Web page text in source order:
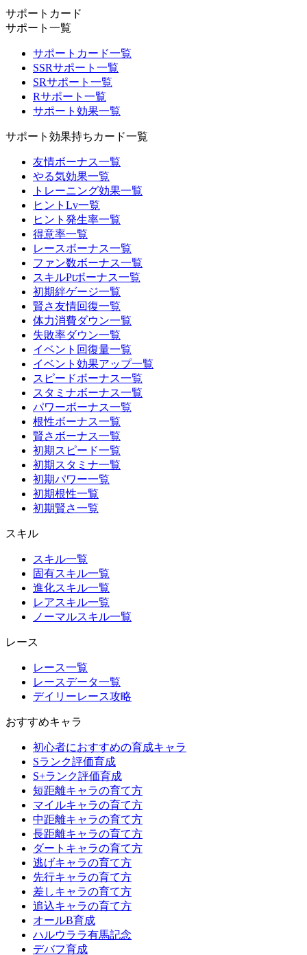
サポートカード
サポート一覧
サポートカード一覧
SSRサポート一覧
SRサポート一覧
Rサポート一覧
サポート効果一覧
サポート効果持ちカード一覧
友情ボーナス一覧
やる気効果一覧
トレーニング効果一覧
ヒントLv一覧
ヒント発生率一覧
得意率一覧
レースボーナス一覧
ファン数ボーナス一覧
スキルPtボーナス一覧
初期絆ゲージ一覧
賢さ友情回復一覧
体力消費ダウン一覧
失敗率ダウン一覧
イベント回復量一覧
イベント効果アップ一覧
スピードボーナス一覧
スタミナボーナス一覧
パワーボーナス一覧
根性ボーナス一覧
賢さボーナス一覧
初期スピード一覧
初期スタミナ一覧
初期パワー一覧
初期根性一覧
初期賢さ一覧
スキル
スキル一覧
固有スキル一覧
進化スキル一覧
レアスキル一覧
ノーマルスキル一覧
レース
レース一覧
レースデータ一覧
デイリーレース攻略
おすすめキャラ
初心者におすすめの育成キャラ
Sランク評価育成
S+ランク評価育成
短距離キャラの育て方
マイルキャラの育て方
中距離キャラの育て方
長距離キャラの育て方
ダートキャラの育て方
逃げキャラの育て方
先行キャラの育て方
差しキャラの育て方
追込キャラの育て方
オールB育成
ハルウララ有馬記念
デバフ育成